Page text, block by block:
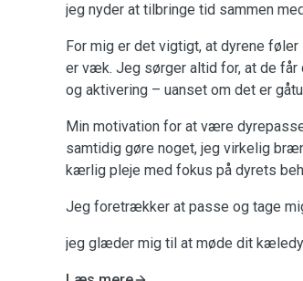
jeg nyder at tilbringe tid sammen
For mig er det vigtigt, at dyrene
er væk. Jeg sørger altid for, at de
og aktivering – uanset om det er
Min motivation for at være
samtidig gøre noget, jeg virkelig
kærlig pleje med fokus på dyrets
Jeg foretrækker at passe og tage
jeg glæder mig til at møde dit